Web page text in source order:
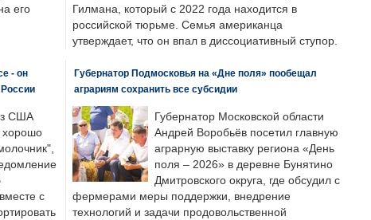
его
Гилмана, который с 2022 года находится в
российской тюрьме. Семья американца
утверждает, что он впал в диссоциативный ступор.
- он
США
хорошо
с
Губернатор Подмосковья на «Дне поля» пообещал
аграриям сохранить все субсидии
Губернатор Московской области
Андрей Воробьёв посетил главную
аграрную выставку региона «День
поля – 2026» в деревне Бунятино
Дмитровского округа, где обсудил с
фермерами меры поддержки, внедрение
технологий и задачи продовольственной